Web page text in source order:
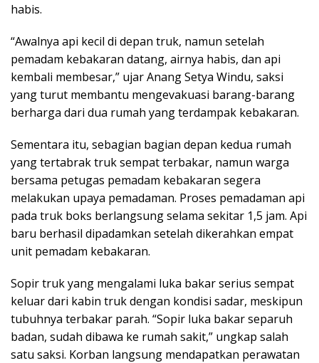
habis.
“Awalnya api kecil di depan truk, namun setelah
pemadam kebakaran datang, airnya habis, dan api
kembali membesar,” ujar Anang Setya Windu, saksi
yang turut membantu mengevakuasi barang-barang
berharga dari dua rumah yang terdampak kebakaran.
Sementara itu, sebagian bagian depan kedua rumah
yang tertabrak truk sempat terbakar, namun warga
bersama petugas pemadam kebakaran segera
melakukan upaya pemadaman. Proses pemadaman api
pada truk boks berlangsung selama sekitar 1,5 jam. Api
baru berhasil dipadamkan setelah dikerahkan empat
unit pemadam kebakaran.
Sopir truk yang mengalami luka bakar serius sempat
keluar dari kabin truk dengan kondisi sadar, meskipun
tubuhnya terbakar parah. “Sopir luka bakar separuh
badan, sudah dibawa ke rumah sakit,” ungkap salah
satu saksi. Korban langsung mendapatkan perawatan